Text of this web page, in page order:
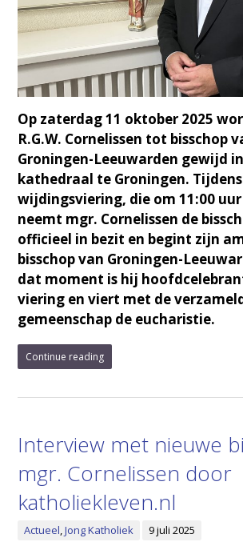
Op zaterdag 11 oktober 2025
R.G.W. Cornelissen tot bisschop
Groningen-Leeuwarden gewijd
kathedraal te Groningen.
wijdingsviering, die om 11:00
neemt mgr. Cornelissen de
officieel in bezit en begint zijn
bisschop van Groningen-
dat moment is hij
viering en viert met de
gemeenschap de eucharistie.
Continue reading
Interview met nieuwe
mgr. Cornelissen door
katholiekleven.nl
Actueel,Jong Katholiek 9 juli 2025